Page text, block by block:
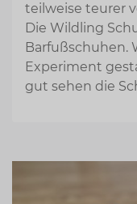
teilweise teurer
Die Wildling
Barfußschuhen.
Experiment
gut sehen die